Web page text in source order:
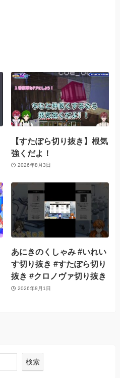
【すたぽら切り抜き】根気
強くだよ！
2026年8月3日
あにきのくしゃみ #いれい
す切り抜き #すたぽら切り
抜き #クロノヴァ切り抜き
2026年8月1日
検索